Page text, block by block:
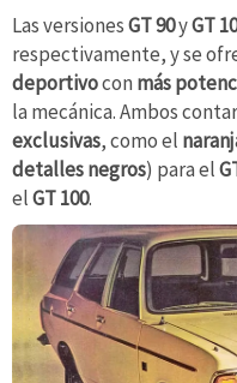
Las versionesGT 90yGT
respectivamente, y se
deportivocon más
la mecánica. Ambos
exclusivas, como el
detalles negros) para el
elGT 100.